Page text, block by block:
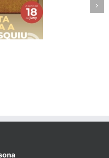
Torelló implanta un
nou model de
recollida avançada